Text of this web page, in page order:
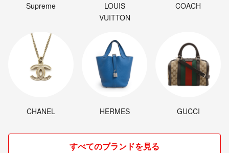
Supreme
LOUIS
VUITTON
COACH
CHANEL HERMES GUCCI
すべてのブランドを見る